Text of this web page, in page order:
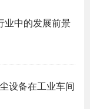
业中的发展前景
设备在工业车间